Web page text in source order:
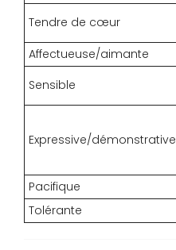
Tendre de cœur
Affectueuse/aimante
Sensible
Expressive/démonstrative
Pacifique
Tolérante